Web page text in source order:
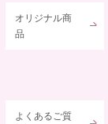
オリジナル商
品
よくあるご質